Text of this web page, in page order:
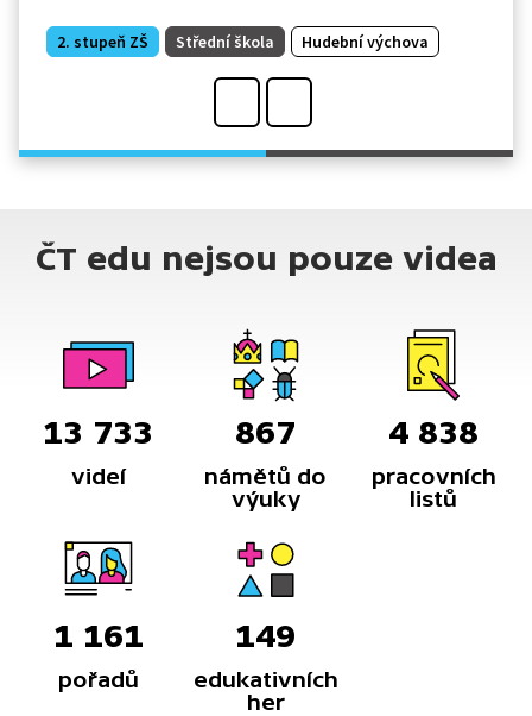
2. stupeň ZŠ Střední škola Hudební výchova
ČT edu nejsou pouze videa
13 733
videí
867
námětů do
výuky
4 838
pracovních
listů
1 161
pořadů
149
edukativních
her